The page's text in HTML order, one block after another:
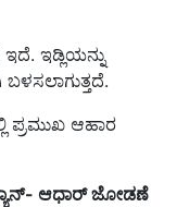
ಇಡ್ಲಿಯನ್ನು
ಪ್ರಮುಖ ಆಹಾರ
ಆಧಾರ್‌ ಜೋಡಣೆ